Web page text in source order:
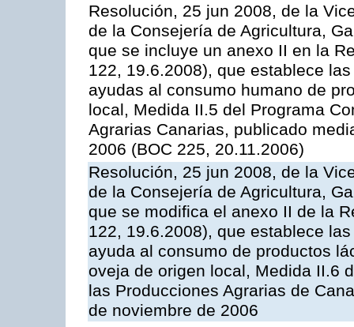
Resolución, 25 jun 2008, de la
de la Consejería de Agricultura,
que se incluye un anexo II en la
122, 19.6.2008), que establece
ayudas al consumo humano de
local, Medida II.5 del Programa
Agrarias Canarias, publicado
2006 (BOC 225, 20.11.2006)
Resolución, 25 jun 2008, de la
de la Consejería de Agricultura,
que se modifica el anexo II de la
122, 19.6.2008), que establece
ayuda al consumo de productos
oveja de origen local, Medida II.6
las Producciones Agrarias de
de noviembre de 2006